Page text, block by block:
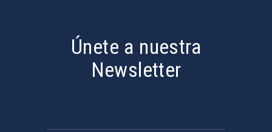
Únete a nuestra
Newsletter